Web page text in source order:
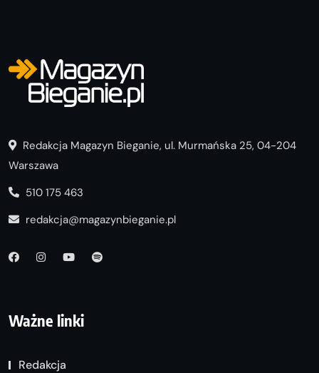
Redakcja Magazyn Bieganie, ul. Murmańska 25, 04-204
Warszawa
510 175 463
redakcja@magazynbieganie.pl
Ważne linki
Redakcja